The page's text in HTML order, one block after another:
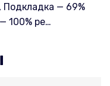
Подкладка — 69%
100% ре…